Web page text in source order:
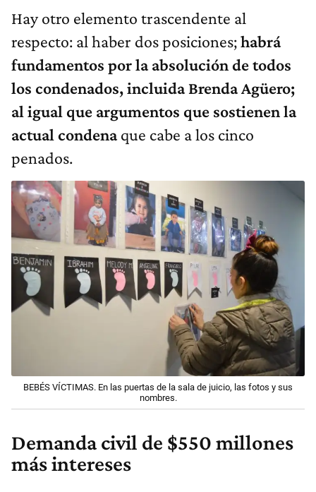
Hay otro elemento trascendente al
respecto: al haber dos posiciones;habrá
fundamentos por la absolución de todos
los condenados, incluida Brenda Agüero;
al igual que argumentos que sostienen la
actual condenaque cabe a los cinco
penados.
BEBÉS VÍCTIMAS. En las puertas de la sala de juicio, las fotos y sus
nombres.
Demanda civil de $550 millones
más intereses